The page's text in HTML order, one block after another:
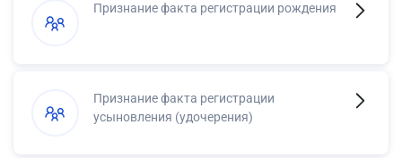
Признание факта регистрации рождения
Признание факта регистрации
усыновления (удочерения)